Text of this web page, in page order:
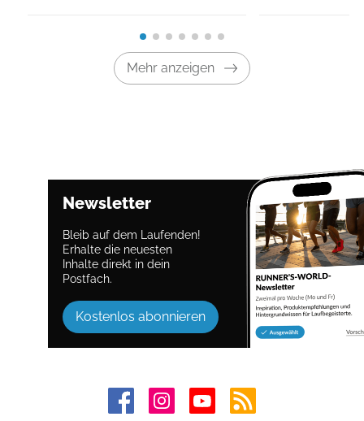
Mehr anzeigen
Newsletter
Bleib auf dem Laufenden!
Erhalte die neuesten
Inhalte direkt in dein
Postfach.
Kostenlos abonnieren